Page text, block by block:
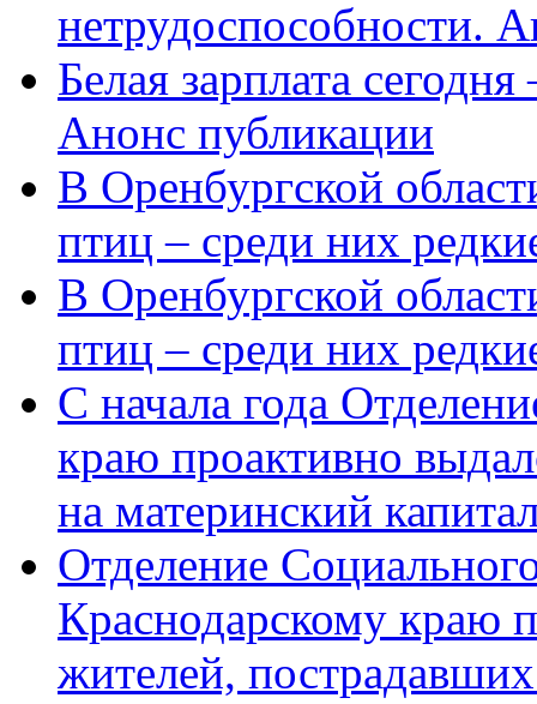
нетрудоспособности.
Белая зарплата
Анонс публикации
В Оренбургской
птиц – среди них
В Оренбургской
птиц – среди них
С начала года
краю проактивно
на материнский
Отделение
Краснодарскому краю
жителей,